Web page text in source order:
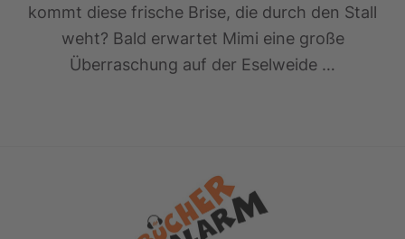
kommt diese frische Brise, die durch den Stall
weht? Bald erwartet Mimi eine große
Überraschung auf der Eselweide …